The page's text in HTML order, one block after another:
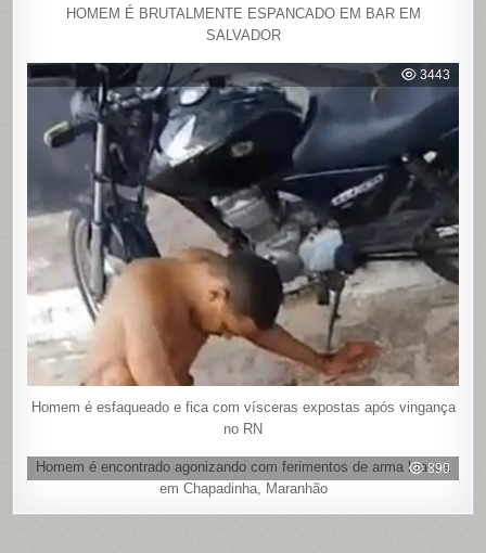
HOMEM É BRUTALMENTE ESPANCADO EM BAR EM
SALVADOR
3443
Homem é esfaqueado e fica com vísceras expostas após vingança
no RN
890
Homem é encontrado agonizando com ferimentos de arma branca
em Chapadinha, Maranhão